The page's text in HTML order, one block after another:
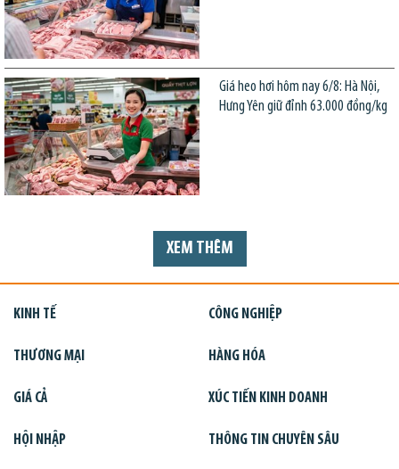
Giá heo hơi hôm nay 6/8: Hà Nội,
Hưng Yên giữ đỉnh 63.000 đồng/kg
XEM THÊM
KINH TẾ CÔNG NGHIỆP
THƯƠNG MẠI HÀNG HÓA
GIÁ CẢ XÚC TIẾN KINH DOANH
HỘI NHẬP THÔNG TIN CHUYÊN SÂU